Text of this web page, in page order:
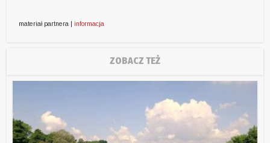
materiał partnera | informacja
ZOBACZ TEŻ